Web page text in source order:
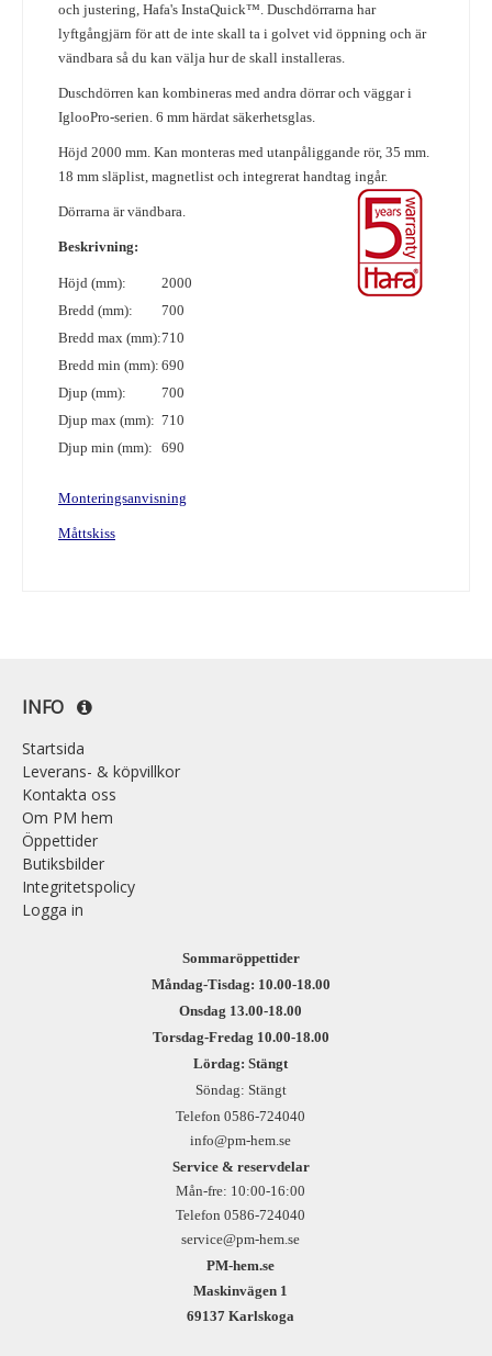
och justering, Hafa's InstaQuick™. Duschdörrarna har
lyftgångjärn för att de inte skall ta i golvet vid öppning och är
vändbara så du kan välja hur de skall installeras.
Duschdörren kan kombineras med andra dörrar och väggar i
IglooPro-serien. 6 mm härdat säkerhetsglas.
Höjd 2000 mm. Kan monteras med utanpåliggande rör, 35 mm.
18 mm släplist, magnetlist och integrerat handtag ingår.
Dörrarna är vändbara.
Beskrivning:
Höjd (mm):
2000
Bredd (mm):
700
Bredd max (mm):710
Bredd min (mm): 690
Djup (mm):
700
Djup max (mm): 710
Djup min (mm): 690
Monteringsanvisning
Måttskiss
INFO
Startsida
Leverans- & köpvillkor
Kontakta oss
Om PM hem
Öppettider
Butiksbilder
Integritetspolicy
Logga in
Sommaröppettider
Måndag-Tisdag: 10.00-18.00
Onsdag 13.00-18.00
Torsdag-Fredag 10.00-18.00
Lördag: Stängt
Söndag: Stängt
Telefon 0586-724040
info@pm-hem.se
Service & reservdelar
Mån-fre: 10:00-16:00
Telefon 0586-724040
service@pm-hem.se
PM-hem.se
Maskinvägen 1
69137 Karlskoga